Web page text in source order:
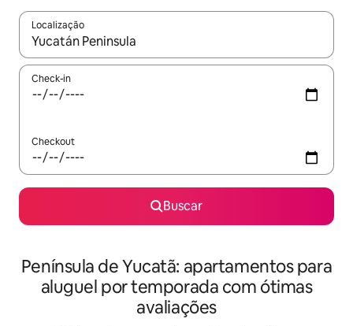
Localização
Quando os resultados estiverem disponíveis, explore-os
Check-in
Checkout
Buscar
Península de Yucatã: apartamentos para
aluguel por temporada com ótimas
avaliações